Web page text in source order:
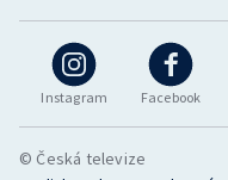
Instagram Facebook
© Česká televize